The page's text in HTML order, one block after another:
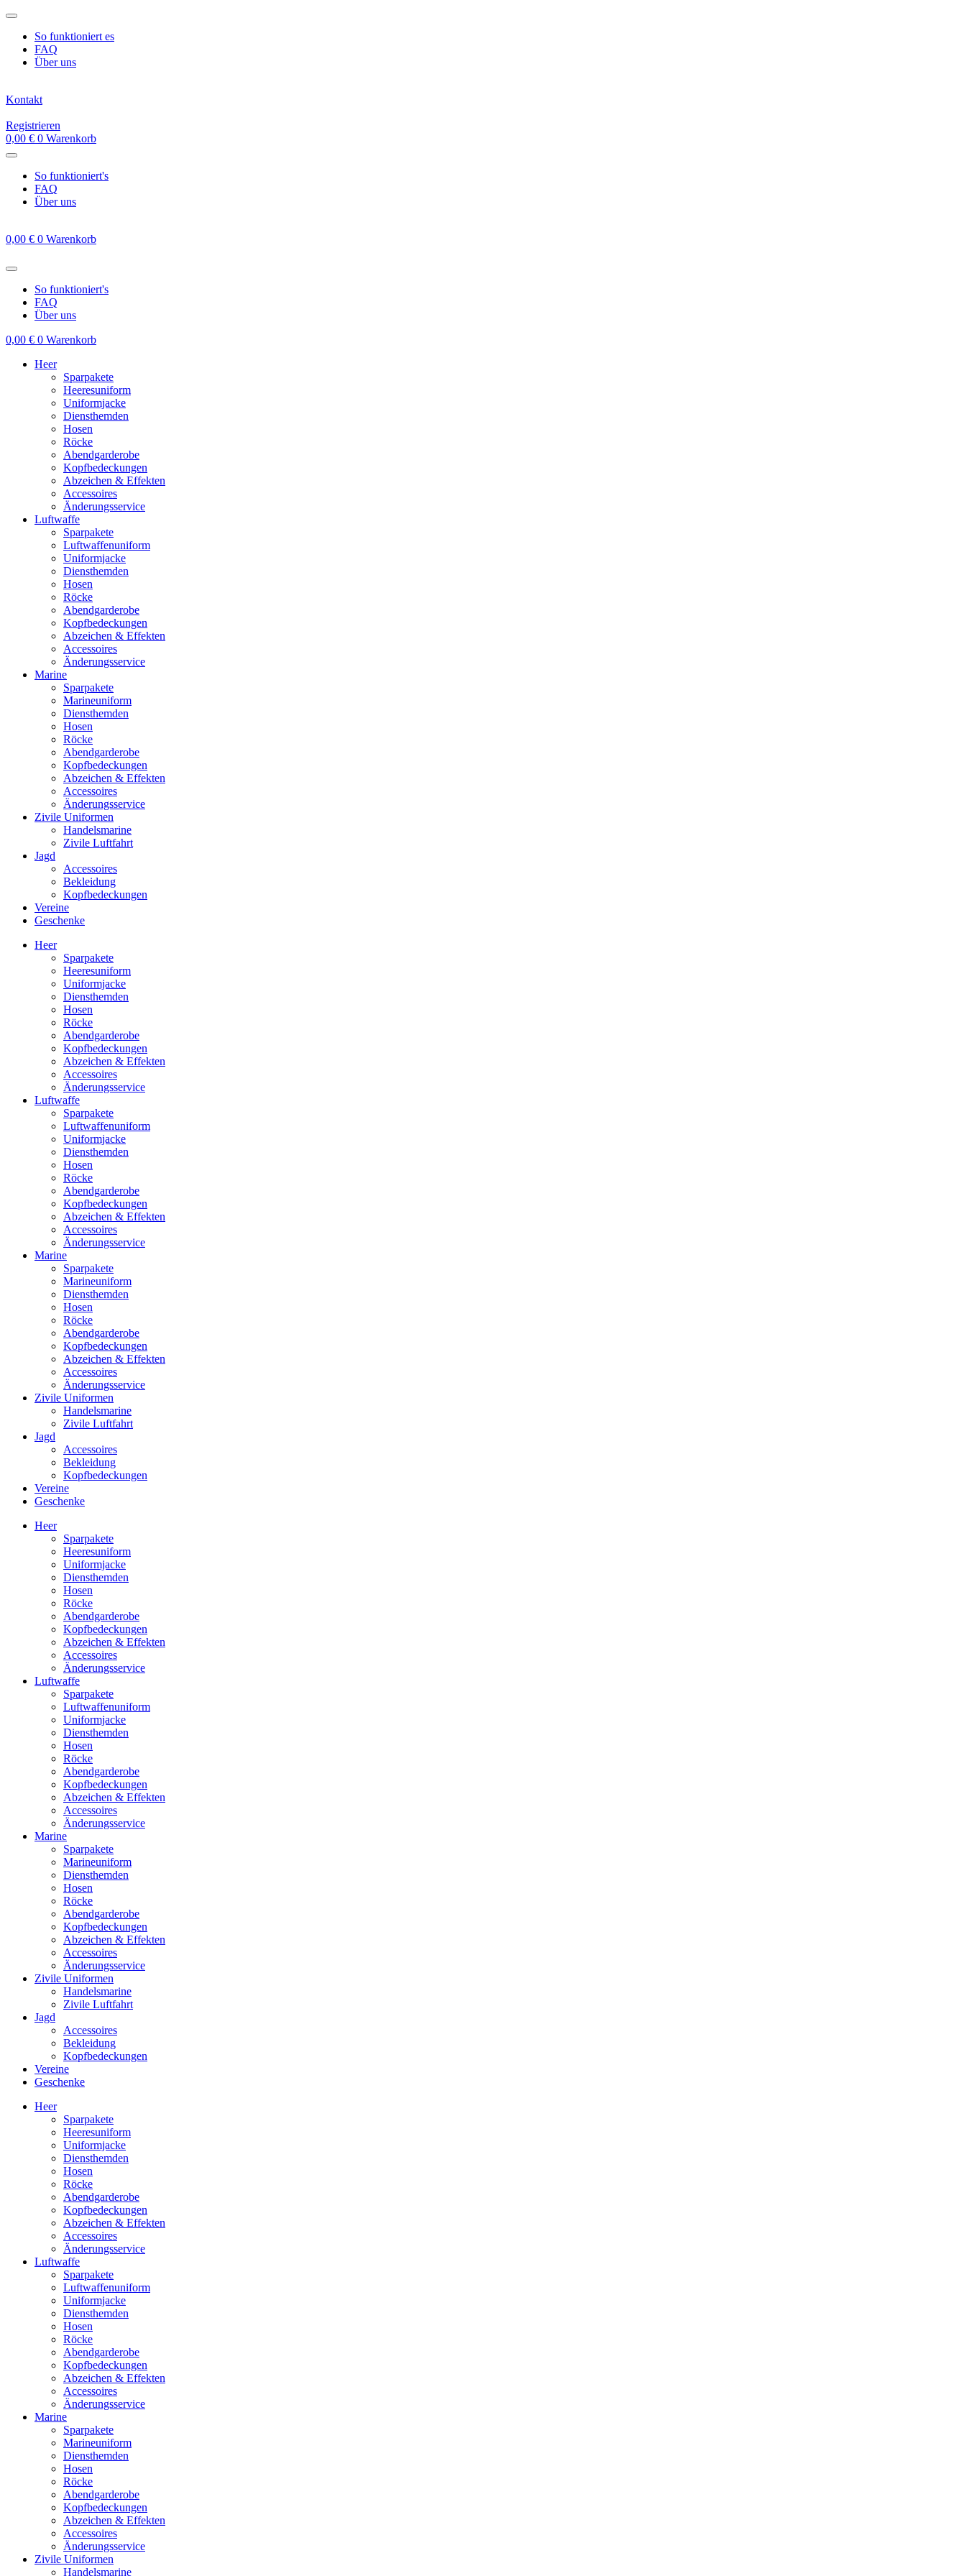
Zum
springenSo funktioniert es
FAQ
Über uns
Kontakt
Registrieren
0,00 € 0 Warenkorb
So funktioniert's
FAQ
Über uns
0,00 € 0 Warenkorb
So funktioniert's
FAQ
Über uns
0,00 € 0 Warenkorb
Heer
Sparpakete
Heeresuniform
Uniformjacke
Diensthemden
Hosen
Röcke
Abendgarderobe
Kopfbedeckungen
Abzeichen & Effekten
Accessoires
Änderungsservice
Luftwaffe
Sparpakete
Luftwaffenuniform
Uniformjacke
Diensthemden
Hosen
Röcke
Abendgarderobe
Kopfbedeckungen
Abzeichen & Effekten
Accessoires
Änderungsservice
Marine
Sparpakete
Marineuniform
Diensthemden
Hosen
Röcke
Abendgarderobe
Kopfbedeckungen
Abzeichen & Effekten
Accessoires
Änderungsservice
Zivile Uniformen
Handelsmarine
Zivile Luftfahrt
Jagd
Accessoires
Bekleidung
Kopfbedeckungen
Vereine
Geschenke
Heer
Sparpakete
Heeresuniform
Uniformjacke
Diensthemden
Hosen
Röcke
Abendgarderobe
Kopfbedeckungen
Abzeichen & Effekten
Accessoires
Änderungsservice
Luftwaffe
Sparpakete
Luftwaffenuniform
Uniformjacke
Diensthemden
Hosen
Röcke
Abendgarderobe
Kopfbedeckungen
Abzeichen & Effekten
Accessoires
Änderungsservice
Marine
Sparpakete
Marineuniform
Diensthemden
Hosen
Röcke
Abendgarderobe
Kopfbedeckungen
Abzeichen & Effekten
Accessoires
Änderungsservice
Zivile Uniformen
Handelsmarine
Zivile Luftfahrt
Jagd
Accessoires
Bekleidung
Kopfbedeckungen
Vereine
Geschenke
Heer
Sparpakete
Heeresuniform
Uniformjacke
Diensthemden
Hosen
Röcke
Abendgarderobe
Kopfbedeckungen
Abzeichen & Effekten
Accessoires
Änderungsservice
Luftwaffe
Sparpakete
Luftwaffenuniform
Uniformjacke
Diensthemden
Hosen
Röcke
Abendgarderobe
Kopfbedeckungen
Abzeichen & Effekten
Accessoires
Änderungsservice
Marine
Sparpakete
Marineuniform
Diensthemden
Hosen
Röcke
Abendgarderobe
Kopfbedeckungen
Abzeichen & Effekten
Accessoires
Änderungsservice
Zivile Uniformen
Handelsmarine
Zivile Luftfahrt
Jagd
Accessoires
Bekleidung
Kopfbedeckungen
Vereine
Geschenke
Heer
Sparpakete
Heeresuniform
Uniformjacke
Diensthemden
Hosen
Röcke
Abendgarderobe
Kopfbedeckungen
Abzeichen & Effekten
Accessoires
Änderungsservice
Luftwaffe
Sparpakete
Luftwaffenuniform
Uniformjacke
Diensthemden
Hosen
Röcke
Abendgarderobe
Kopfbedeckungen
Abzeichen & Effekten
Accessoires
Änderungsservice
Marine
Sparpakete
Marineuniform
Diensthemden
Hosen
Röcke
Abendgarderobe
Kopfbedeckungen
Abzeichen & Effekten
Accessoires
Änderungsservice
Zivile Uniformen
Handelsmarine